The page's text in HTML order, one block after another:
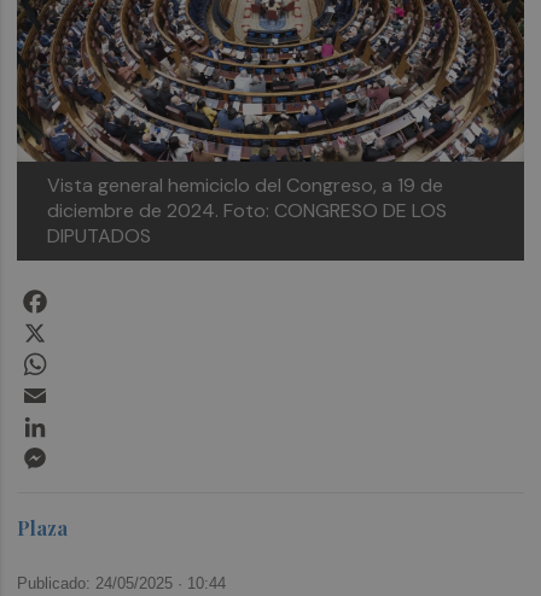
Vista general hemiciclo del Congreso, a 19 de
diciembre de 2024. Foto: CONGRESO DE LOS
DIPUTADOS
Plaza
Publicado: 24/05/2025 · 10:44